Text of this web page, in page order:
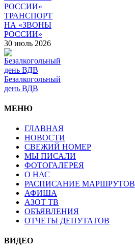
ТРАНСПОРТ
НА «ЗВОНЫ
РОССИИ»
30 июль 2026
Безалкогольный
день ВДВ
МЕНЮ
ГЛАВНАЯ
НОВОСТИ
СВЕЖИЙ НОМЕР
МЫ ПИСАЛИ
ФОТОГАЛЕРЕЯ
О НАС
РАСПИСАНИЕ МАРШРУТОВ
АФИША
АЗОТ ТВ
ОБЪЯВЛЕНИЯ
ОТЧЕТЫ ДЕПУТАТОВ
ВИДЕО